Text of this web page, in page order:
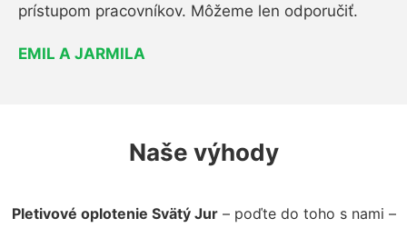
prístupom pracovníkov. Môžeme len odporučiť.
EMIL A JARMILA
Naše výhody
Pletivové oplotenie Svätý Jur– poďte do toho s nami –